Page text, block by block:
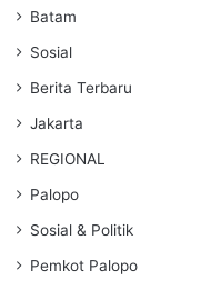
Batam
Sosial
Berita Terbaru
Jakarta
REGIONAL
Palopo
Sosial & Politik
Pemkot Palopo